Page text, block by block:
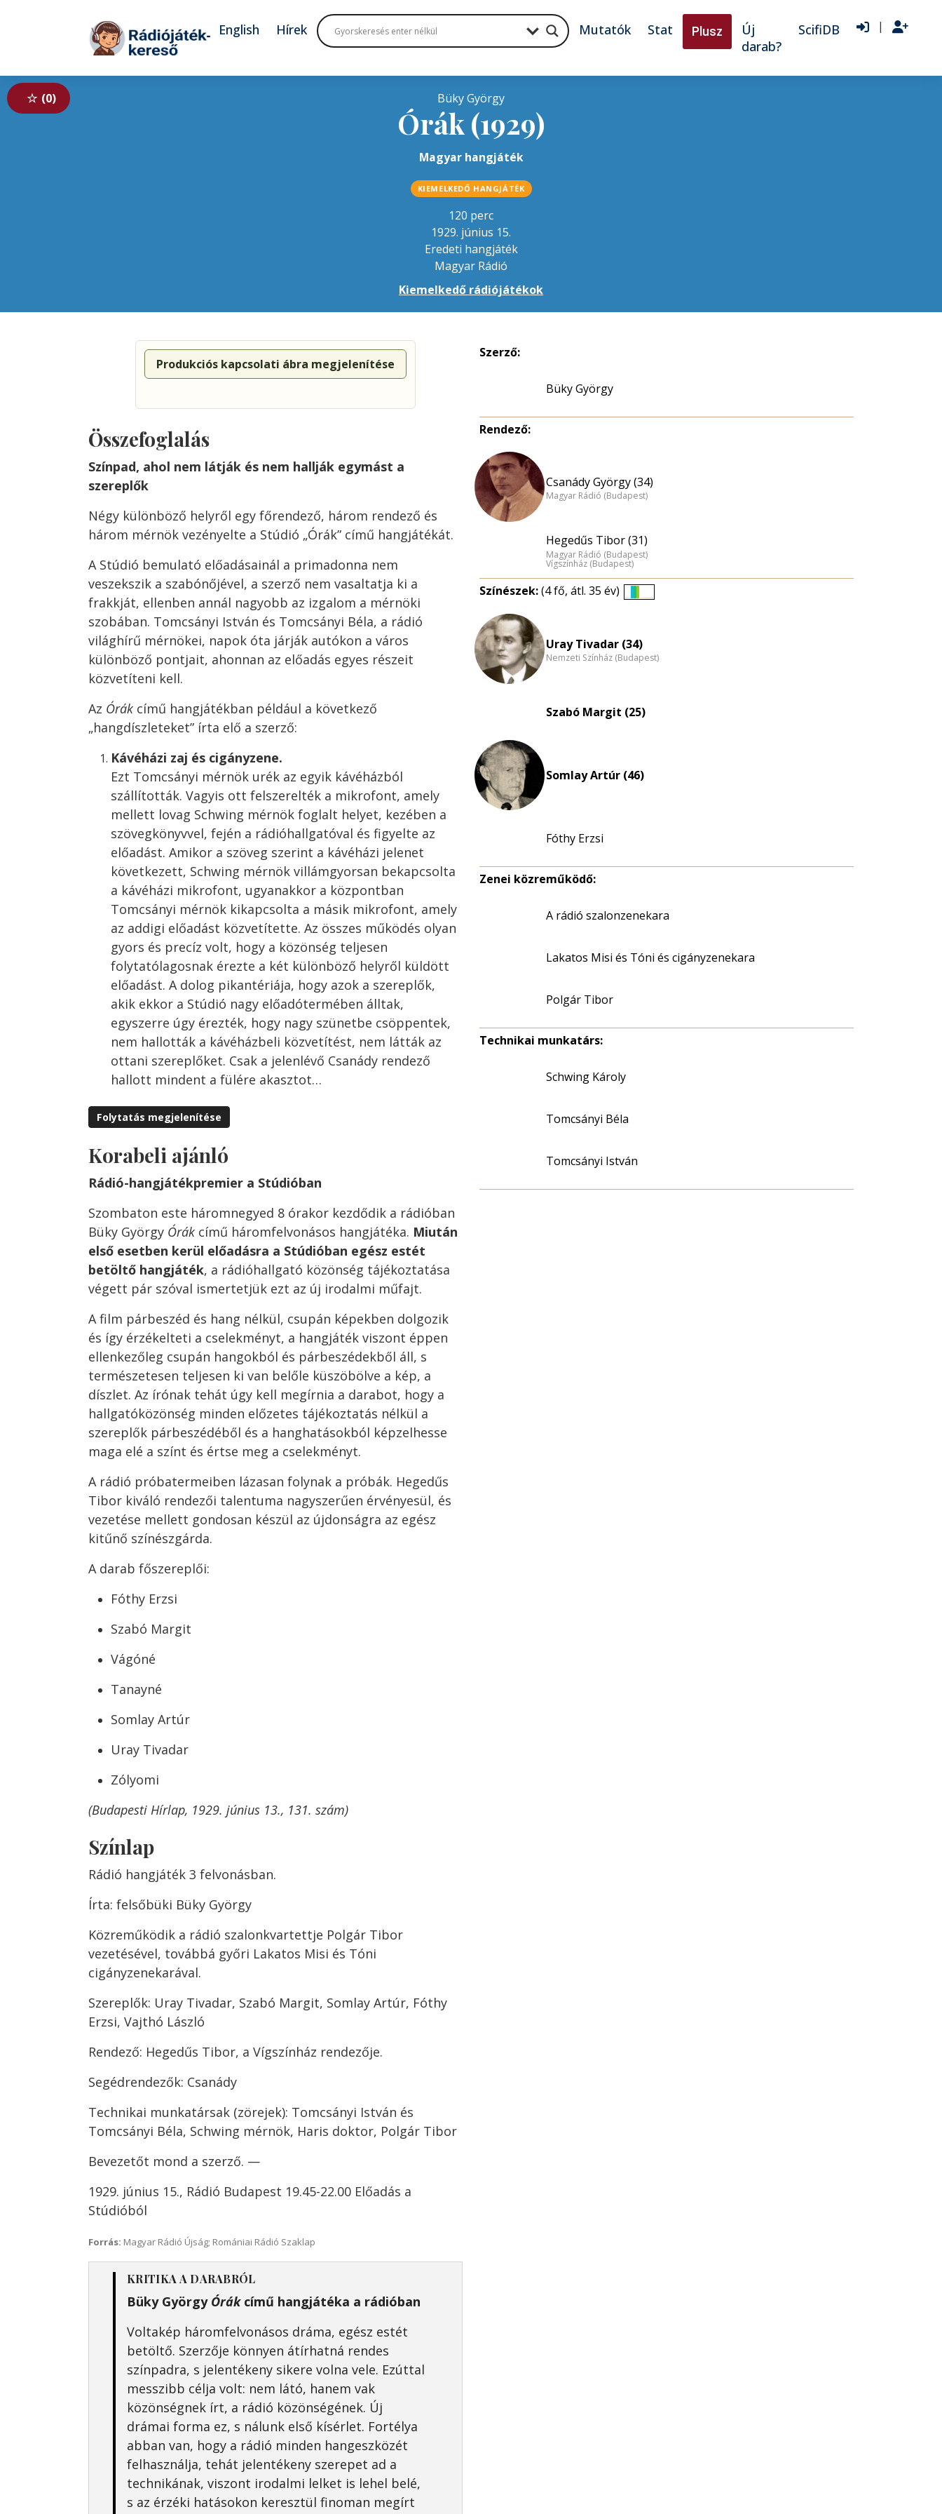
Tovább a tartalomhoz
English Hírek Mutatók Stat Plusz
Új
darab?
ScifiDB |
0 Büky György
Órák (1929)
Magyar hangjáték
KIEMELKEDŐ HANGJÁTÉK
120 perc
1929. június 15.
Eredeti hangjáték
Magyar Rádió
Kiemelkedő rádiójátékok
Produkciós kapcsolati ábra megjelenítése
Összefoglalás
Színpad, ahol nem látják és nem hallják egymást a
szereplők
Négy különböző helyről egy főrendező, három rendező és
három mérnök vezényelte a Stúdió „Órák” című hangjátékát.
A Stúdió bemulató előadásainál a primadonna nem
veszekszik a szabónőjével, a szerző nem vasaltatja ki a
frakkját, ellenben annál nagyobb az izgalom a mérnöki
szobában. Tomcsányi István és Tomcsányi Béla, a rádió
világhírű mérnökei, napok óta járják autókon a város
különböző pontjait, ahonnan az előadás egyes részeit
közvetíteni kell.
Az Órák című hangjátékban például a következő
„hangdíszleteket” írta elő a szerző:
Kávéházi zaj és cigányzene.
Ezt Tomcsányi mérnök urék az egyik kávéházból
szállították. Vagyis ott felszerelték a mikrofont, amely
mellett lovag Schwing mérnök foglalt helyet, kezében a
szövegkönyvvel, fején a rádióhallgatóval és figyelte az
előadást. Amikor a szöveg szerint a kávéházi jelenet
következett, Schwing mérnök villámgyorsan bekapcsolta
a kávéházi mikrofont, ugyanakkor a központban
Tomcsányi mérnök kikapcsolta a másik mikrofont, amely
az addigi előadást közvetítette. Az összes működés olyan
gyors és precíz volt, hogy a közönség teljesen
folytatólagosnak érezte a két különböző helyről küldött
előadást. A dolog pikantériája, hogy azok a szereplők,
akik ekkor a Stúdió nagy előadótermében álltak,
egyszerre úgy érezték, hogy nagy szünetbe csöppentek,
nem hallották a kávéházbeli közvetítést, nem látták az
ottani szereplőket. Csak a jelenlévő Csanády rendező
hallott mindent a fülére akasztot…
Folytatás megjelenítése
Korabeli ajánló
Rádió-hangjátékpremier a Stúdióban
Szombaton este háromnegyed 8 órakor kezdődik a rádióban
Büky György Órák című háromfelvonásos hangjátéka. Miután
első esetben kerül előadásra a Stúdióban egész estét
betöltő hangjáték, a rádióhallgató közönség tájékoztatása
végett pár szóval ismertetjük ezt az új irodalmi műfajt.
A film párbeszéd és hang nélkül, csupán képekben dolgozik
és így érzékelteti a cselekményt, a hangjáték viszont éppen
ellenkezőleg csupán hangokból és párbeszédekből áll, s
természetesen teljesen ki van belőle küszöbölve a kép, a
díszlet. Az írónak tehát úgy kell megírnia a darabot, hogy a
hallgatóközönség minden előzetes tájékoztatás nélkül a
szereplők párbeszédéből és a hanghatásokból képzelhesse
maga elé a színt és értse meg a cselekményt.
A rádió próbatermeiben lázasan folynak a próbák. Hegedűs
Tibor kiváló rendezői talentuma nagyszerűen érvényesül, és
vezetése mellett gondosan készül az újdonságra az egész
kitűnő színészgárda.
A darab főszereplői:
Fóthy Erzsi
Szabó Margit
Vágóné
Tanayné
Somlay Artúr
Uray Tivadar
Zólyomi
(Budapesti Hírlap, 1929. június 13., 131. szám)
Színlap
Rádió hangjáték 3 felvonásban.
Írta: felsőbüki Büky György
Közreműködik a rádió szalonkvartettje Polgár Tibor
vezetésével, továbbá győri Lakatos Misi és Tóni
cigányzenekarával.
Szereplők: Uray Tivadar, Szabó Margit, Somlay Artúr, Fóthy
Erzsi, Vajthó László
Rendező: Hegedűs Tibor, a Vígszínház rendezője.
Segédrendezők: Csanády
Technikai munkatársak (zörejek): Tomcsányi István és
Tomcsányi Béla, Schwing mérnök, Haris doktor, Polgár Tibor
Bevezetőt mond a szerző. —
1929. június 15., Rádió Budapest 19.45-22.00 Előadás a
Stúdióból
Forrás: Magyar Rádió Újság; Romániai Rádió Szaklap
KRITIKA A DARABRÓL
Büky György Órákcímű hangjátéka a rádióban
Voltakép háromfelvonásos dráma, egész estét
betöltő. Szerzője könnyen átírhatná rendes
színpadra, s jelentékeny sikere volna vele. Ezúttal
messzibb célja volt: nem látó, hanem vak
közönségnek írt, a rádió közönségének. Új
drámai forma ez, s nálunk első kísérlet. Fortélya
abban van, hogy a rádió minden hangeszközét
felhasználja, tehát jelentékeny szerepet ad a
technikának, viszont irodalmi lelket is lehel belé,
s az érzéki hatásokon keresztül finoman megírt
Szerző:
Büky György
Rendező:
Csanády György (34)
Magyar Rádió (Budapest)
Hegedűs Tibor (31)
Magyar Rádió (Budapest)
Vígszínház (Budapest)
Színészek:(4 fő, átl. 35 év)
nagyítása
Uray Tivadar (34)
Nemzeti Színház (Budapest)
Szabó Margit (25)
Somlay Artúr (46)
Fóthy Erzsi
Zenei közreműködő:
A rádió szalonzenekara
Lakatos Misi és Tóni és cigányzenekara
Polgár Tibor
Technikai munkatárs:
Schwing Károly
Tomcsányi Béla
Tomcsányi István